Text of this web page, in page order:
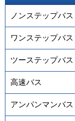
ノンステップバス
ワンステップバス
ツーステップバス
高速バス
アンパンマンバス